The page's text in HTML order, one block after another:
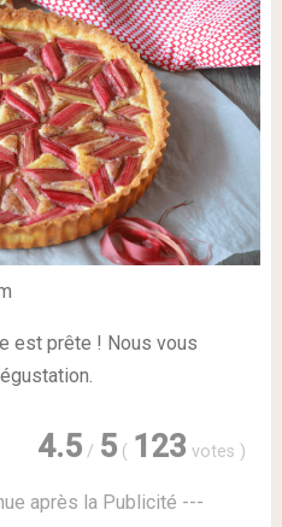
est prête ! Nous vous
4.5 / 5 ( 123 votes )
après la Publicité ---